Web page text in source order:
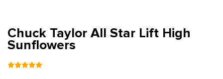
Chuck Taylor All Star Lift High
Sunflowers